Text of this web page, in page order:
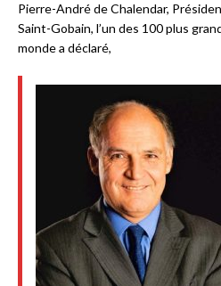
Pierre-André de Chalendar,
Saint-Gobain, l’un des 100 plus
monde a déclaré,